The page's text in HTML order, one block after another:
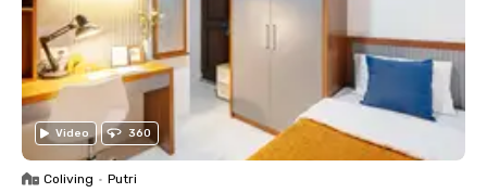
Video 360
Coliving • Putri